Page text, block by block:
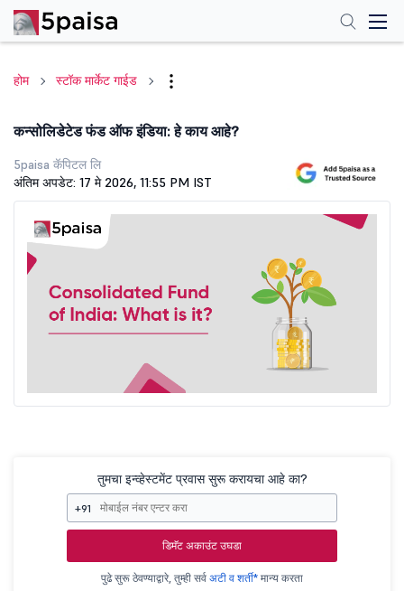
होम स्टॉक मार्केट गाईड
कन्सोलिडेटेड फंड ऑफ इंडिया: हे काय आहे?
5paisa कॅपिटल लि
अंतिम अपडेट: 17 मे 2026, 11:55 PM IST
तुमचा इन्व्हेस्टमेंट प्रवास सुरू करायचा आहे का?
+91
डिमॅट अकाउंट उघडा
पुढे सुरू ठेवण्याद्वारे, तुम्ही सर्व अटी व शर्ती* मान्य करता